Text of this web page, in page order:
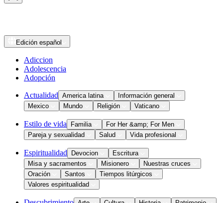
Edición español
Adiccion
Adolescencia
Adopción
Actualidad America latina
Información general
Mexico
Mundo Religión Vaticano
Estilo de vida Familia
For Her &amp; For Men
Pareja y sexualidad
Salud Vida profesional
Espiritualidad Devocion
Escritura
Misa y sacramentos
Misionero
Nuestras cruces
Oración
Santos
Tiempos litúrgicos
Valores espiritualidad